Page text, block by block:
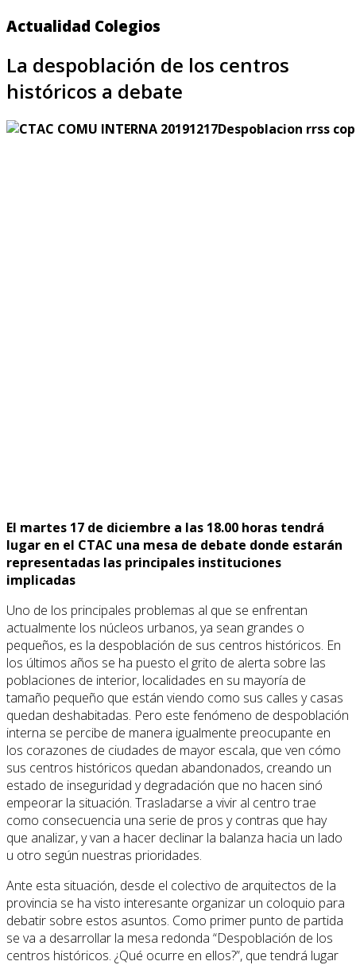
Actualidad Colegios
La despoblación de los centros
históricos a debate
El martes 17 de diciembre a las 18.00 horas tendrá
lugar en el CTAC una mesa de debate donde estarán
representadas las principales instituciones
implicadas
Uno de los principales problemas al que se enfrentan
actualmente los núcleos urbanos, ya sean grandes o
pequeños, es la despoblación de sus centros históricos. En
los últimos años se ha puesto el grito de alerta sobre las
poblaciones de interior, localidades en su mayoría de
tamaño pequeño que están viendo como sus calles y casas
quedan deshabitadas. Pero este fenómeno de despoblación
interna se percibe de manera igualmente preocupante en
los corazones de ciudades de mayor escala, que ven cómo
sus centros históricos quedan abandonados, creando un
estado de inseguridad y degradación que no hacen sinó
empeorar la situación. Trasladarse a vivir al centro trae
como consecuencia una serie de pros y contras que hay
que analizar, y van a hacer declinar la balanza hacia un lado
u otro según nuestras prioridades.
Ante esta situación, desde el colectivo de arquitectos de la
provincia se ha visto interesante organizar un coloquio para
debatir sobre estos asuntos. Como primer punto de partida
se va a desarrollar la mesa redonda “Despoblación de los
centros históricos. ¿Qué ocurre en ellos?”, que tendrá lugar